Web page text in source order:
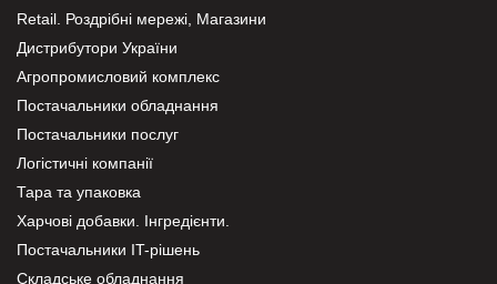
Retail. Роздрібні мережі, Магазини
Дистрибутори України
Агропромисловий комплекс
Постачальники обладнання
Постачальники послуг
Логістичні компанії
Тара та упаковка
Харчові добавки. Інгредієнти.
Постачальники IT-рішень
Складське обладнання